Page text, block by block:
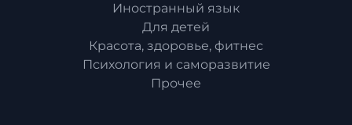
Иностранный язык
Для детей
Красота, здоровье, фитнес
Психология и саморазвитие
Прочее